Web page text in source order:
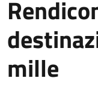
mille